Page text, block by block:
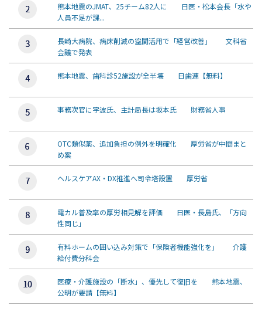
熊本地震のJMAT、25チーム82人に 日医・松本会長「水や
人員不足が課...
長崎大病院、病床削減の空間活用で「経営改善」 文科省
会議で発表
熊本地震、歯科診52施設が全半壊 日歯連【無料】
事務次官に宇波氏、主計局長は坂本氏 財務省人事
OTC類似薬、追加負担の例外を明確化 厚労省が中間まと
め案
ヘルスケアAX・DX推進へ司令塔設置 厚労省
電カル普及率の厚労相見解を評価 日医・長島氏、「方向
性同じ」
有料ホームの囲い込み対策で「保険者機能強化を」 介護
給付費分科会
医療・介護施設の「断水」、優先して復旧を 熊本地震、
公明が要請【無料】